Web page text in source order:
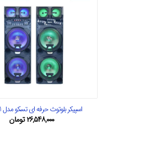
اسپیکر بلوتوث حرفه ای تسکو مدل TS 2091
۲۶,۵۴۸,۰۰۰تومان